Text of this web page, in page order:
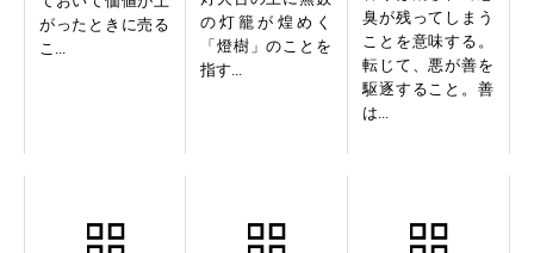
がったときに売る
こ...
の灯籠が煌めく
「燈樹」のことを
指す...
臭が残ってしまう
ことを意味する。
転じて、悪が善を
駆逐すること。善
は...